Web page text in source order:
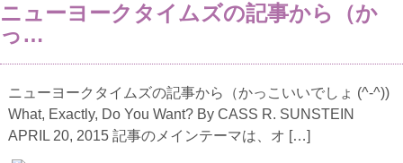
ニューヨークタイムズの記事から（か
っ…
ニューヨークタイムズの記事から（かっこいいでしょ (^-^))
What, Exactly, Do You Want? By CASS R. SUNSTEIN
APRIL 20, 2015 記事のメインテーマは、オ […]